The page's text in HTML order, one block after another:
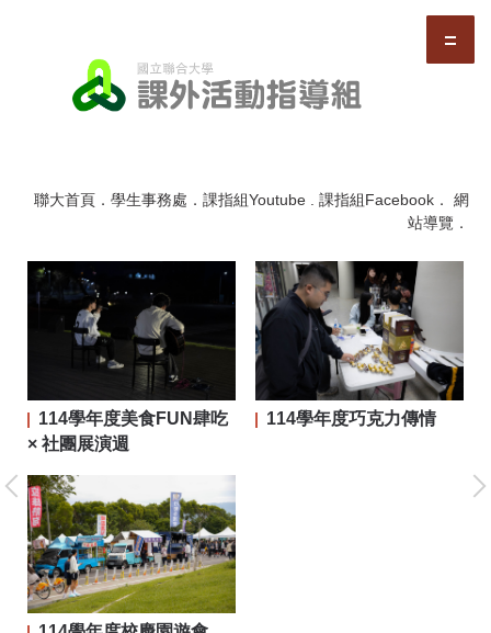
聯大首頁 ． 學生事務處 ． 課指組Youtube . 課指組Facebook ． 網
站導覽 ．
114學年度美食FUN肆吃
× 社團展演週
114學年度巧克力傳情